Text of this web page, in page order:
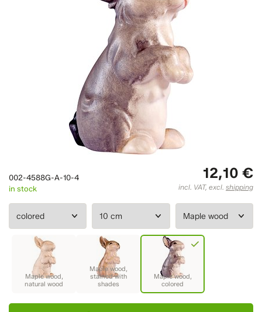
12,10 €
incl. VAT, excl. shipping
002-4588G-A-10-4
in stock